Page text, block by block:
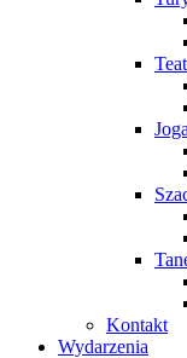
Joga
Kontakt
Wydarzenia